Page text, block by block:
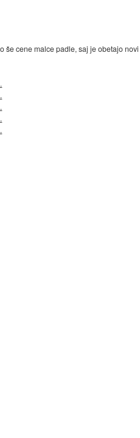
še cene malce padle, saj je obetajo